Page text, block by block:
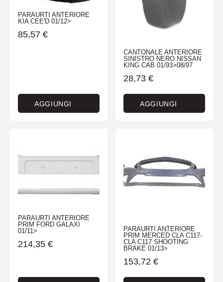
PARAURTI ANTERIORE
KIA CEE'D 01/12>
85,57 €
AGGIUNGI
CANTONALE ANTERIORE
SINISTRO NERO NISSAN
KING CAB 01/93>08/97
28,73 €
AGGIUNGI
PARAURTI ANTERIORE
PRIM FORD GALAXI
01/11>
214,35 €
PARAURTI ANTERIORE
PRIM MERCED CLA C117-
CLA C117 SHOOTING
BRAKE 01/13>
153,72 €